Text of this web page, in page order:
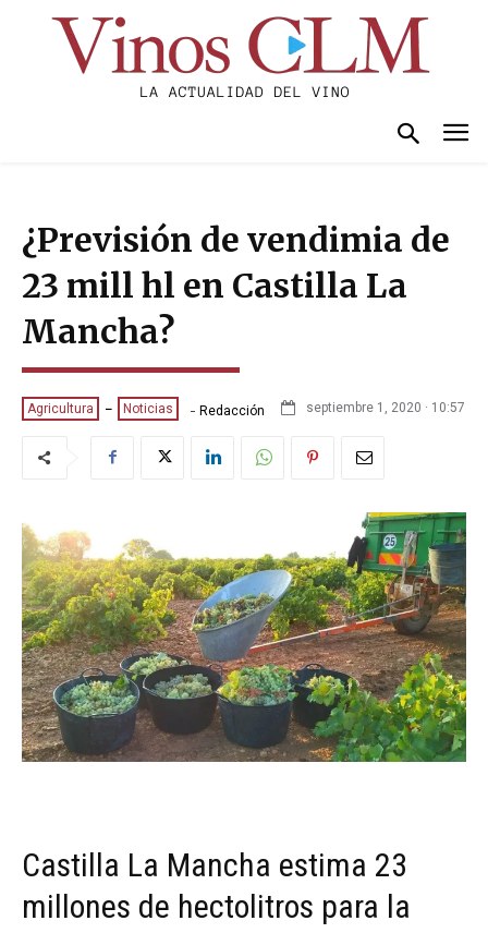
¿Previsión de vendimia de
23 mill hl en Castilla La
Mancha?
Agricultura Noticias - Redacción septiembre 1, 2020 · 10:57
Castilla La Mancha estima 23
millones de hectolitros para la